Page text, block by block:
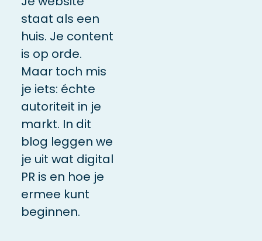
staat als een
huis. Je content
is op orde.
Maar toch mis
je iets: échte
autoriteit in je
markt. In dit
blog leggen we
je uit wat digital
PR is en hoe je
ermee kunt
beginnen.